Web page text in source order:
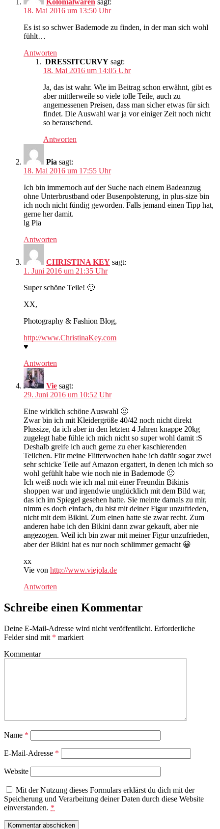
Kolonialwaren sagt:
18. Mai 2016 um 13:50 Uhr
Es ist so schwer Bademode zu finden, in der man sich wohl
fühlt…
Antworten
DRESSITCURVY sagt:
18. Mai 2016 um 14:05 Uhr
Ja, das ist wahr. Wie im Beitrag schon erwähnt, gibt es
aber mittlerweile so viele tolle Teile, auch zu
angemessenen Preisen, dass man sicher etwas für sich
findet. Die Auswahl war ja vor einiger Zeit noch nicht
so berauschend.
Antworten
Pia sagt:
18. Mai 2016 um 17:55 Uhr
Ich bin immernoch auf der Suche nach einem Badeanzug
ohne Unterbrustband oder Busenpolsterung, in plus-size bin
ich noch nicht fündig geworden. Falls jemand einen Tipp hat,
gerne her damit.
lg Pia
Antworten
CHRISTINA KEY sagt:
1. Juni 2016 um 21:35 Uhr
Super schöne Teile! 🙂
XX,
Photography & Fashion Blog,
http://www.ChristinaKey.com
♥
Antworten
Vie sagt:
29. Juni 2016 um 10:52 Uhr
Eine wirklich schöne Auswahl 🙂
Zwar bin ich mit Kleidergröße 40/42 noch nicht direkt
Plussize, da ich aber in den letzten 4 Jahren knappe 20kg
zugelegt habe fühle ich mich nicht so super wohl damit :S
Deshalb greife ich auch gerne zu eher kaschierenden
Teilchen. Für meine Flitterwochen habe ich dafür sogar zwei
sehr schicke Teile auf Amazon ergattert, in denen ich mich so
wohl gefühlt habe wie noch nie in Bademode 🙂
Ich weiß noch wie ich mal mit einer Freundin Bikinis
shoppen war und irgendwie unglücklich mit dem Bild war,
das ich im Spiegel gesehen hatte. Sie meinte damals zu mir,
nimm es doch einfach, du bist mit deiner Figur unzufrieden,
nicht mit dem Bikini. Zum einen hatte sie zwar recht. Zum
anderen habe ich den Bikini dann zwar gekauft, aber nie
angezogen. Weil ich bin zwar mit meiner Figur unzufrieden,
aber der Bikini hat es nur noch schlimmer gemacht 😀
xx
Vie von http://www.viejola.de
Antworten
Schreibe einen Kommentar
Deine E-Mail-Adresse wird nicht veröffentlicht. Erforderliche
Felder sind mit * markiert
Kommentar
Name *
E-Mail-Adresse *
Website
Mit der Nutzung dieses Formulars erklärst du dich mit der
Speicherung und Verarbeitung deiner Daten durch diese Website
einverstanden. *